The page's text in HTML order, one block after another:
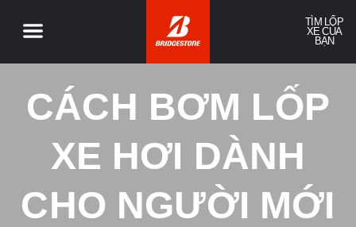
TÌM LỐP
XE CỦA
BẠN
CÁCH BƠM LỐP
XE HƠI DÀNH
CHO NGƯỜI MỚI